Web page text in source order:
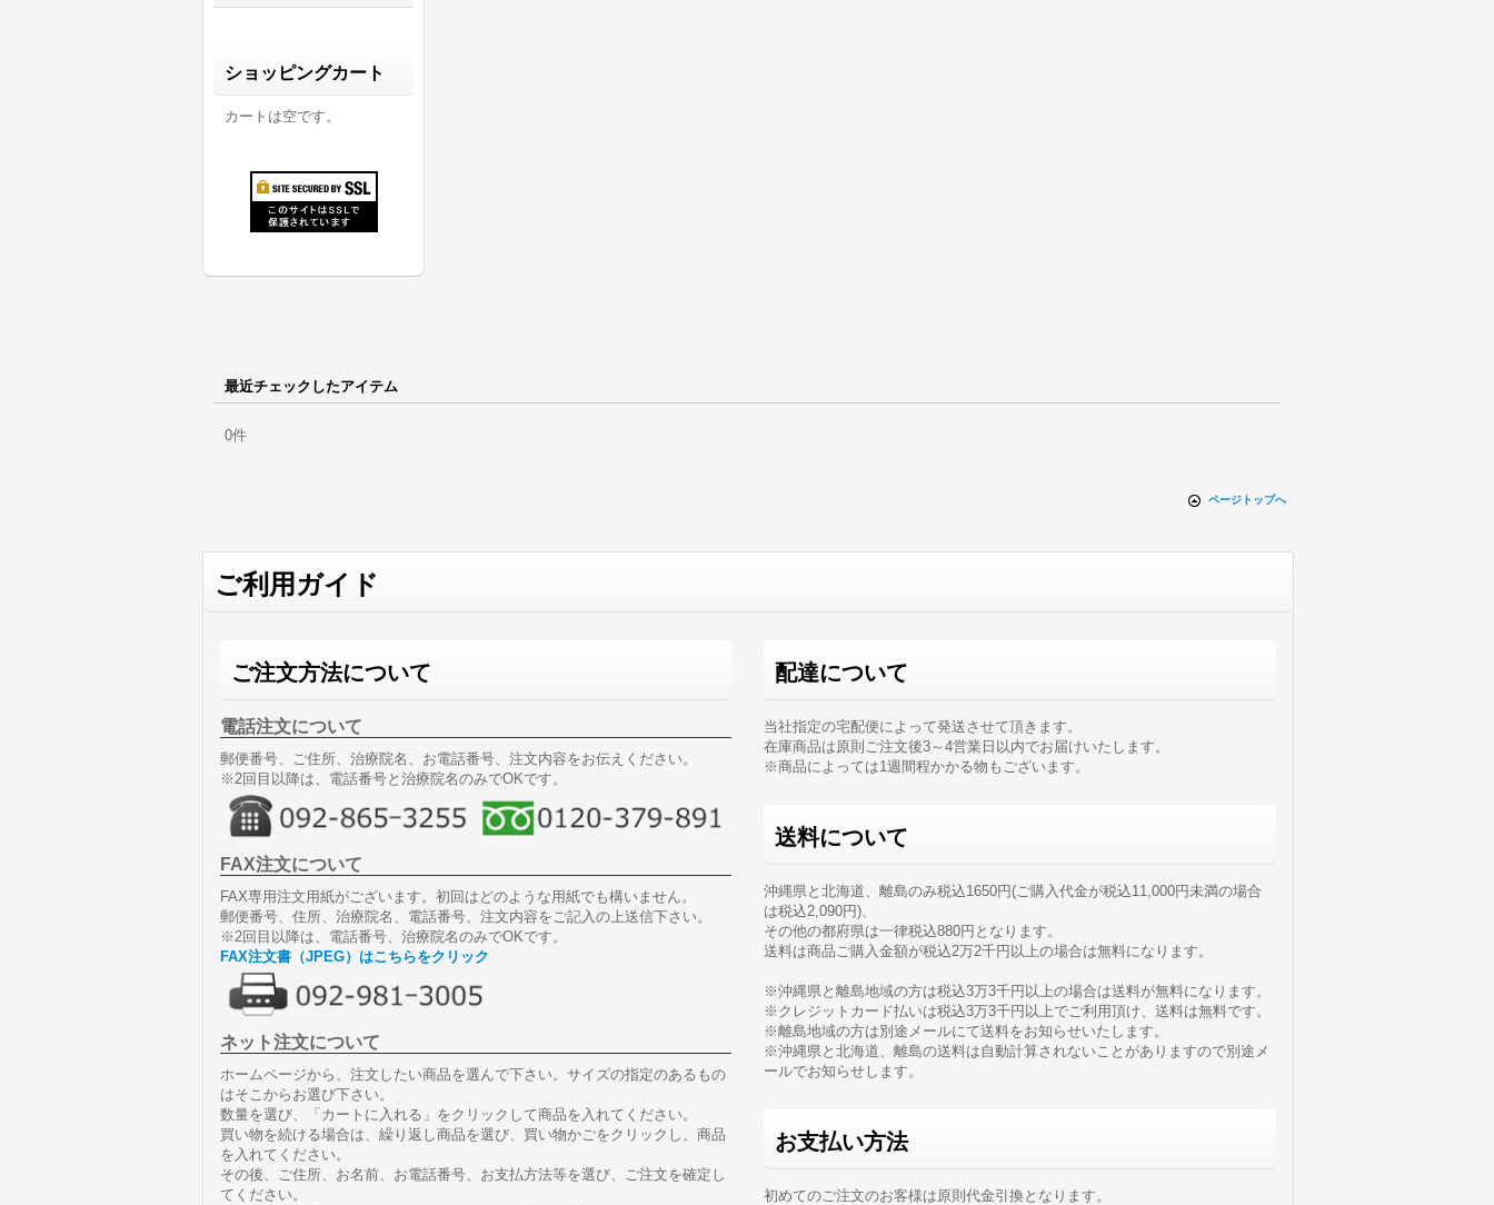
ショッピングカート
カートは空です。
最近チェックしたアイテム
0件
ページトップへ
ご利用ガイド
ご注文方法について
電話注文について
郵便番号、ご住所、治療院名、お電話番号、注文内容をお伝えください。
※2回目以降は、電話番号と治療院名のみでOKです。
FAX注文について
FAX専用注文用紙がございます。初回はどのような用紙でも構いません。
郵便番号、住所、治療院名、電話番号、注文内容をご記入の上送信下さい。
※2回目以降は、電話番号、治療院名のみでOKです。
FAX注文書（JPEG）はこちらをクリック
ネット注文について
ホームページから、注文したい商品を選んで下さい。サイズの指定のあるもの
はそこからお選び下さい。
数量を選び、「カートに入れる」をクリックして商品を入れてください。
買い物を続ける場合は、繰り返し商品を選び、買い物かごをクリックし、商品
を入れてください。
その後、ご住所、お名前、お電話番号、お支払方法等を選び、ご注文を確定し
てください。
配達について
当社指定の宅配便によって発送させて頂きます。
在庫商品は原則ご注文後3～4営業日以内でお届けいたします。
※商品によっては1週間程かかる物もございます。
送料について
沖縄県と北海道、離島のみ税込1650円(ご購入代金が税込11,000円未満の場合
は税込2,090円)、
その他の都府県は一律税込880円となります。
送料は商品ご購入金額が税込2万2千円以上の場合は無料になります。
※沖縄県と離島地域の方は税込3万3千円以上の場合は送料が無料になります。
※クレジットカード払いは税込3万3千円以上でご利用頂け、送料は無料です。
※離島地域の方は別途メールにて送料をお知らせいたします。
※沖縄県と北海道、離島の送料は自動計算されないことがありますので別途メ
ールでお知らせします。
お支払い方法
初めてのご注文のお客様は原則代金引換となります。